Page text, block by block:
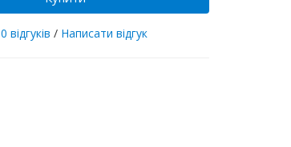
0 відгуків / Написати відгук